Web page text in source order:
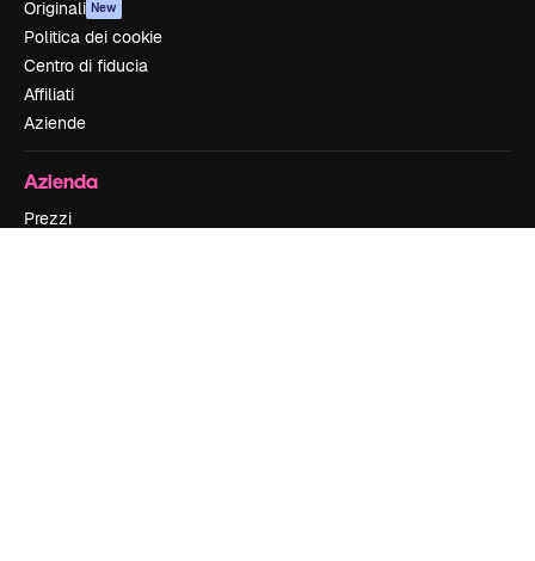
Originali New
Politica dei cookie
Centro di fiducia
Affiliati
Aziende
Azienda
Prezzi